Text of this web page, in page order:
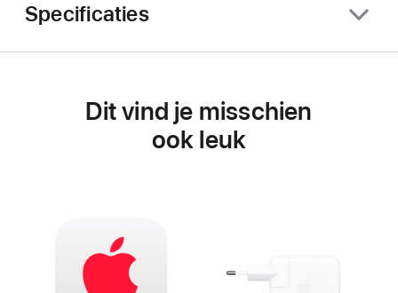
Specificaties
Dit vind je misschien
ook leuk